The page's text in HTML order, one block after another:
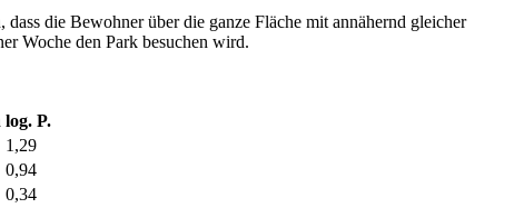
die Bewohner über die ganze Fläche mit annähernd gleicher
Woche den Park besuchen wird.
log. P.
1,29
0,94
0,34